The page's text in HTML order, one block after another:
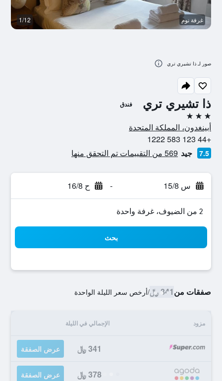
ذا تشيري تري فندق
3 نجوم
أبينغدون، المملكة المتحدة
+44 123 583 1222
7.5 جيد 569 من التقييمات تم التحقق منها
س 15/8 - ح 16/8
2 من الضيوف، غرفة واحدة
بحث
صفقات من341 ﷼ /أرخص سعر الليلة الواحدة
مزود الإجمالي في الليلة
341 ﷼ عرض الصفقة
378 ﷼ عرض الصفقة
غرفة نوم 1/12
صور لـ ذا تشيري تري